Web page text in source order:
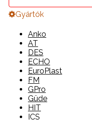
Gyártók
Anko
AT
DES
ECHO
EuroPlast
FM
GPro
Güde
HIT
ICS